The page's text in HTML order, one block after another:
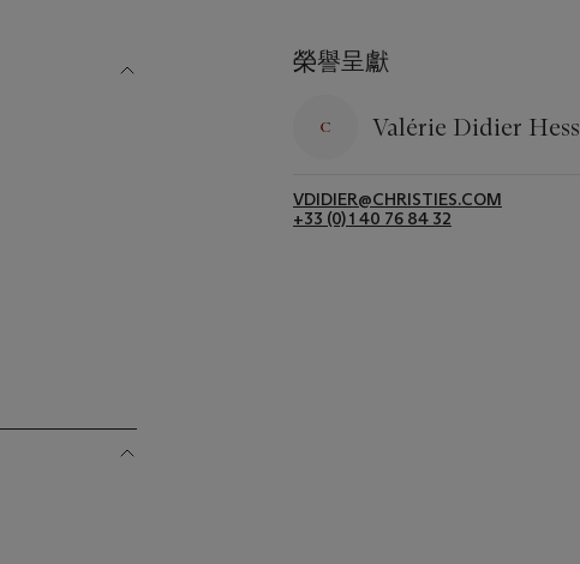
榮譽呈獻
Valérie Didier Hess
VDIDIER@CHRISTIES.COM
+33 (0) 1 40 76 84 32